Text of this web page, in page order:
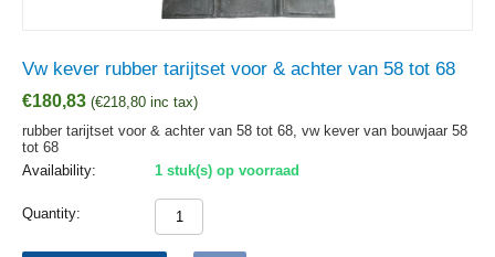
Vw kever rubber tarijtset voor & achter van 58 tot 68
€180,83 (€218,80 inc tax)
rubber tarijtset voor & achter van 58 tot 68, vw kever van bouwjaar 58
tot 68
Availability:
1 stuk(s) op voorraad
Quantity: